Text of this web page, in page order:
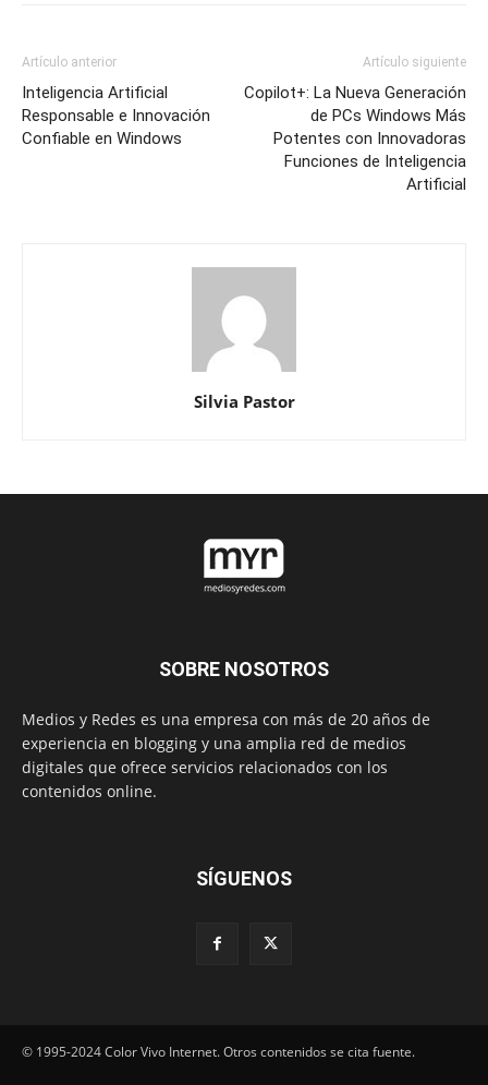
Artículo anterior
Inteligencia Artificial
Responsable e Innovación
Confiable en Windows
Artículo siguiente
Copilot+: La Nueva Generación
de PCs Windows Más
Potentes con Innovadoras
Funciones de Inteligencia
Artificial
Silvia Pastor
SOBRE NOSOTROS
Medios y Redes es una empresa con más de 20 años de
experiencia en blogging y una amplia red de medios
digitales que ofrece servicios relacionados con los
contenidos online.
SÍGUENOS
© 1995-2024 Color Vivo Internet. Otros contenidos se cita fuente.